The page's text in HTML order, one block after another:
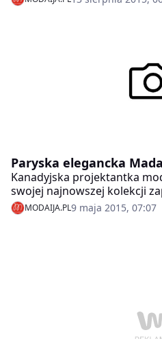
wyprowadziła swoją firmę i
Paryska elegancka
Kanadyjska projektantka
swojej najnowszej kolekcji
paryską elegancję w modzie
MODAIJA.PL9 maja 2015, 07:07